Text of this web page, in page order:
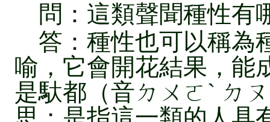
問：這類聲聞種性有
答：種性也可以稱為
喻，它會開花結果，能
是馱都（音ㄉㄨㄛˋ ㄉ